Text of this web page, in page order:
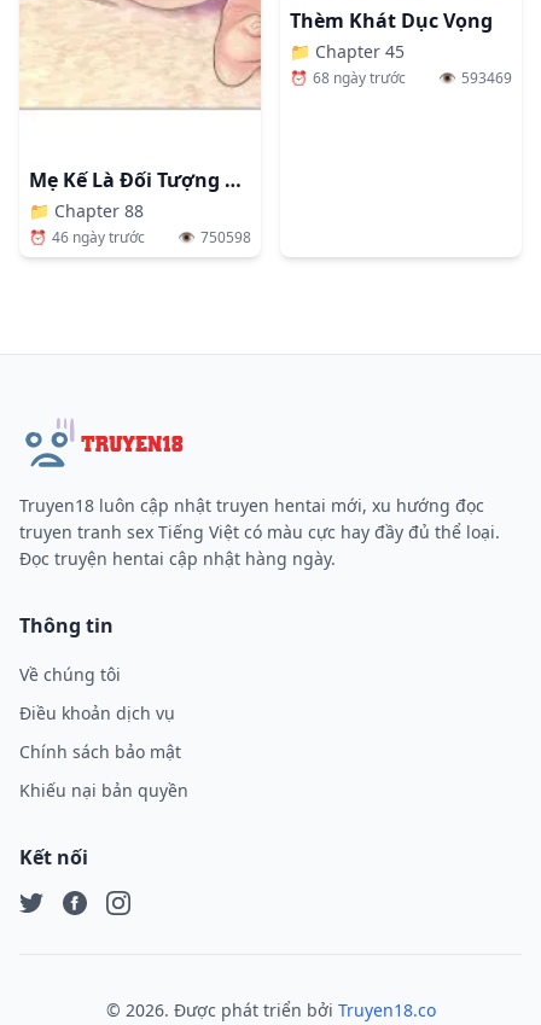
Mẹ Kế Là Đối Tượng Làm Tình Của Tôi
📁 Chapter 88
⏰ 46 ngày trước 👁️ 750598
Thèm Khát Dục Vọng
📁 Chapter 45
⏰ 68 ngày trước 👁️ 593469
Truyen18 luôn cập nhật truyen hentai mới, xu hướng đọc
truyen tranh sex Tiếng Việt có màu cực hay đầy đủ thể loại.
Đọc truyện hentai cập nhật hàng ngày.
Thông tin
Về chúng tôi
Điều khoản dịch vụ
Chính sách bảo mật
Khiếu nại bản quyền
Kết nối
© 2026. Được phát triển bởi Truyen18.co